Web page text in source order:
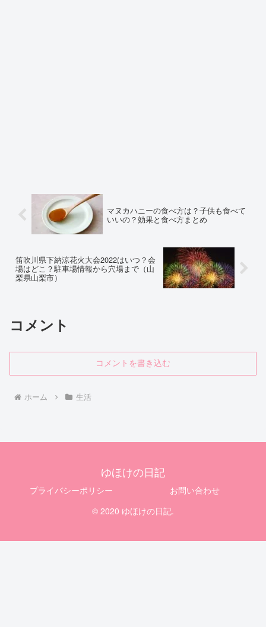
マヌカハニーの食べ方は？子供も食べて
いいの？効果と食べ方まとめ
笛吹川県下納涼花火大会2022はいつ？会
場はどこ？駐車場情報から穴場まで（山
梨県山梨市）
コメント
コメントを書き込む
ホーム 生活
ゆほけの日記
プライバシーポリシー
お問い合わせ
© 2020 ゆほけの日記.